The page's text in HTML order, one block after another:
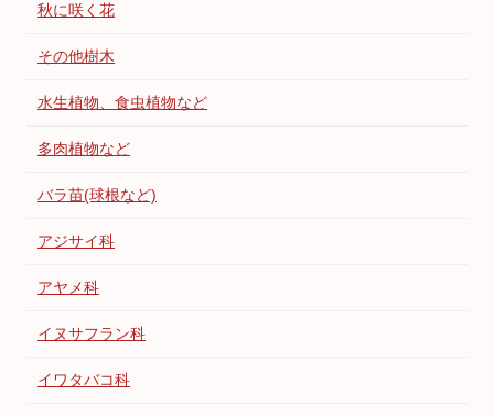
秋に咲く花
その他樹木
水生植物、食虫植物など
多肉植物など
バラ苗(球根など)
アジサイ科
アヤメ科
イヌサフラン科
イワタバコ科